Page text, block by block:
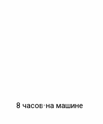
8 часов•на машине